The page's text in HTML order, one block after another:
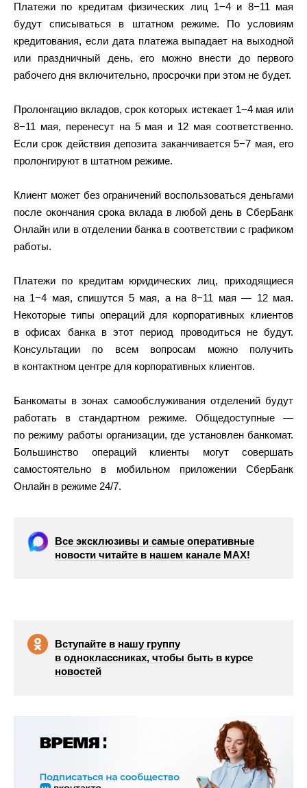
Платежи по кредитам физических лиц 1−4 и 8−11 мая
будут списываться в штатном режиме. По условиям
кредитования, если дата платежа выпадает на выходной
или праздничный день, его можно внести до первого
рабочего дня включительно, просрочки при этом не будет.
Пролонгацию вкладов, срок которых истекает 1−4 мая или
8−11 мая, перенесут на 5 мая и 12 мая соответственно.
Если срок действия депозита заканчивается 5−7 мая, его
пролонгируют в штатном режиме.
Клиент может без ограничений воспользоваться деньгами
после окончания срока вклада в любой день в СберБанк
Онлайн или в отделении банка в соответствии с графиком
работы.
Платежи по кредитам юридических лиц, приходящиеся
на 1−4 мая, спишутся 5 мая, а на 8−11 мая — 12 мая.
Некоторые типы операций для корпоративных клиентов
в офисах банка в этот период проводиться не будут.
Консультации по всем вопросам можно получить
в контактном центре для корпоративных клиентов.
Банкоматы в зонах самообслуживания отделений будут
работать в стандартном режиме. Общедоступные ―
по режиму работы организации, где установлен банкомат.
Большинство операций клиенты могут совершать
самостоятельно в мобильном приложении СберБанк
Онлайн в режиме 24/7.
Все эксклюзивы и самые оперативные
новости читайте в нашем канале МАХ!
Вступайте в нашу группу
в одноклассниках, чтобы быть в курсе
новостей